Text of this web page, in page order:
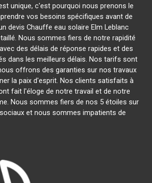
unique, c'est pourquoi nous prenons le
vos besoins spécifiques avant de
devis Chauffe eau solaire Elm Leblanc
Nous sommes fiers de notre rapidité
des délais de réponse rapides et des
dans les meilleurs délais. Nos tarifs sont
offrons des garanties sur nos travaux
la paix d'esprit. Nos clients satisfaits à
fait l'éloge de notre travail et de notre
Nous sommes fiers de nos 5 étoiles sur
et nous sommes impatients de